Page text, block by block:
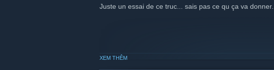
Juste un essai de ce truc... sais pas ce qu ça va donner...
XEM THÊM